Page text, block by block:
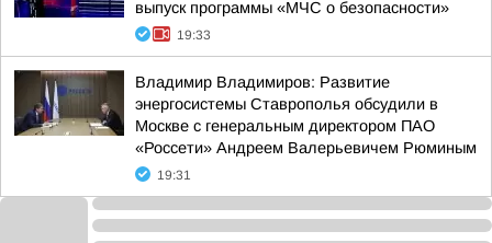
выпуск программы «МЧС о безопасности»
19:33
Владимир Владимиров: Развитие
энергосистемы Ставрополья обсудили в
Москве с генеральным директором ПАО
«Россети» Андреем Валерьевичем Рюминым
19:31